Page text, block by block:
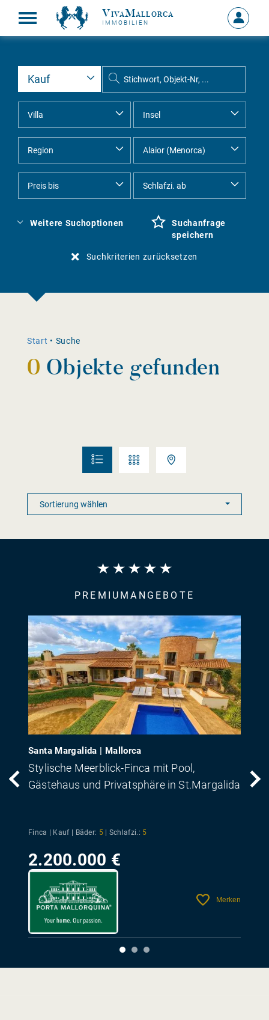
VivaMallorca
IMMOBILIEN
MEIN
Weitere Suchoptionen
Suchanfrage
speichern
Suchkriterien zurücksetzen
Start • Suche
0 Objekte gefunden
PREMIUMANGEBOTE
Santa Margalida | Mallorca
Stylische Meerblick-Finca mit Pool,
Gästehaus und Privatsphäre in St.Margalida
Finca | Kauf | Bäder: 5 Schlafzi.: 5
2.200.000 €
Merken